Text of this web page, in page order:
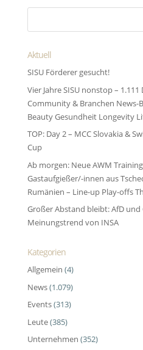
Aktuell
SISU Förderer gesucht!
Vier Jahre SISU nonstop –
Community & Branchen News-
Beauty Gesundheit Longevity
TOP: Day 2 – MCC Slovakia &
Cup
Ab morgen: Neue AWM
Gastaufgießer/-innen aus
Rumänien – Line-up Play-offs
Großer Abstand bleibt: AfD und
Meinungstrend von INSA
Kategorien
Allgemein (4)
News(1.079)
Events(313)
Leute(385)
Unternehmen (352)